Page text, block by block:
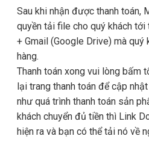
Sau khi nhận được thanh toán,
quyền tải file cho quý khách
+ Gmail (Google Drive) mà
hàng.
Thanh toán xong vui lòng bấm
lại trang thanh toán để cập
như quá trình thanh toán sản
khách chuyển đủ tiền thì Link
hiện ra và bạn có thể tải nó về